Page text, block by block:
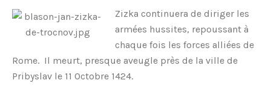
Zizka continuera de diriger les
armées hussites, repoussant à
chaque fois les forces alliées de
Rome. Il meurt, presque aveugle près de la ville de
Pribyslav le 11 Octobre 1424.